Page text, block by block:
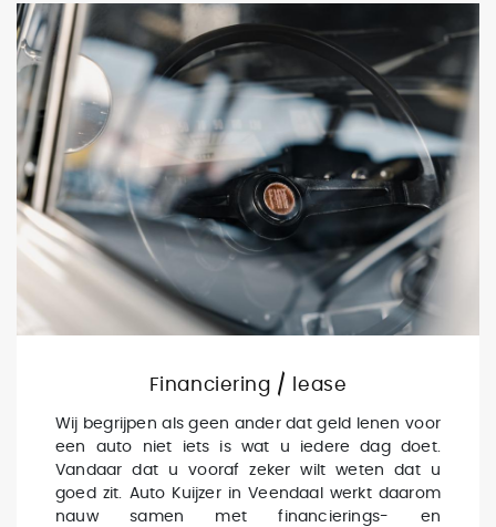
Financiering / lease
Wij begrijpen als geen ander dat geld lenen voor
een auto niet iets is wat u iedere dag doet.
Vandaar dat u vooraf zeker wilt weten dat u
goed zit. Auto Kuijzer in Veendaal werkt daarom
nauw samen met financierings- en